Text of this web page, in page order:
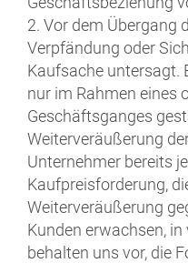
2. Vor dem Übergang
Verpfändung oder
Kaufsache untersagt.
nur im Rahmen eines
Geschäftsganges
Weiterveräußerung
Unternehmer bereits
Kaufpreisforderung,
Weiterveräußerung
Kunden erwachsen,
behalten uns vor, die